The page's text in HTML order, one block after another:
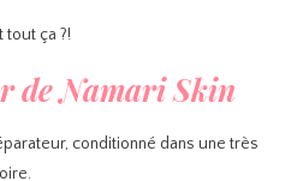
tout ça ?!
de Namari Skin
conditionné dans une très